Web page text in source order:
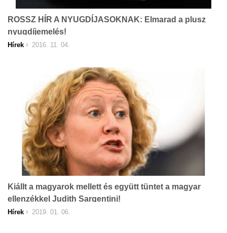
ROSSZ HÍR A NYUGDÍJASOKNAK: Elmarad a plusz
nyugdíjemelés!
Hírek 2016. 11. 04.
Kiállt a magyarok mellett és együtt tüntet a magyar
ellenzékkel Judith Sargentini!
Hírek 2019. 01. 06.